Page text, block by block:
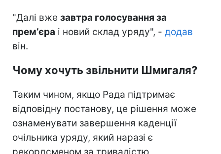
"Далі вже завтра голосування за
премʼєра і новий склад уряду", - додав
він.
Чому хочуть звільнити Шмигаля?
Таким чином, якщо Рада підтримає
відповідну постанову, це рішення може
ознаменувати завершення каденції
очільника уряду, який наразі є
рекордсменом за тривалістю